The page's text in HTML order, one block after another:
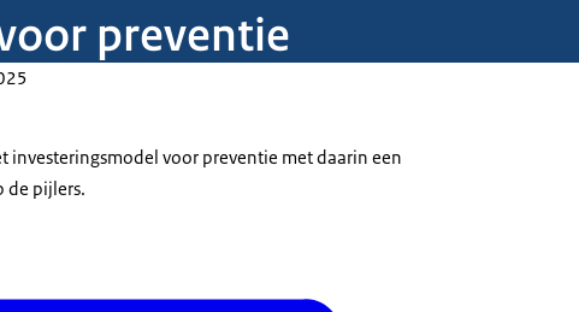
preventie
investeringsmodel voor preventie met daarin een
de pijlers.